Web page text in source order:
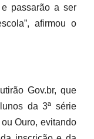
passarão a ser
afirmou o
Gov.br, que
da 3ª série
Ouro, evitando